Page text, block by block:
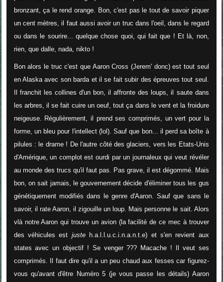
bronzant, ça le rend orange. Bon, c'est pas le tout de savoir piquer
un cent mètres, il faut aussi avoir un truc dans l'oeil, dans le regard
ou dans le sourire... quelque chose quoi, qui fait que ! Et là, non,
rien, que dalle, nada, nikto !
Bon alors le truc c'est que Aaron Cross (Jerem' donc) est tout seul
en Alaska avec son barda et il se fait subir des épreuves tout seul.
Il franchit les collines d'un bon, il affronte des loups, il saute dans
les arbres, il se fait cuire un oeuf, tout ça dans le vent et la froidure
neigeuse. Régulièrement, il prend ses comprimés, un vert pour la
forme, un bleu pour l'intellect (lol). Sauf que bon... il perd sa boîte à
pilules : le drame ! De l'autre côté des glaciers, vers les Etats-Unis
d'Amérique, un complot est ourdi par un journaleux qui veut révéler
au monde des trucs qu'il faut pas. Pas grave, il est dégommé. Mais
bon, on sait jamais, le gouvernement décide d'éliminer tous les gus
génétiquement modifiés dans le genre d'Aaron. Sauf que sans le
savoir, il rate Aaron, il zigouille un loup. Mais personne le sait. Alors
vlà notre Aaron qui trouve un avion (la facilité de ce mec à trouver
des véhicules est justeh.a.l.l.u.c.i.n.a.n.t.e) et s'en revient aux
states avec un objectif ! Se venger ??? Macache ! Il veut ses
comprimés. Il faut dire qu'il a un peu chaud aux fesses car figurez-
vous qu'avant d'être Numéro 5 (je vous passe les détails) Aaron